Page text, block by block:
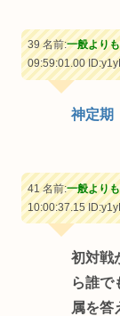
39 名前:一般より
09:59:01.00
神定期
41 名前:一般より
10:00:37.15
初対戦
ら誰で
属を答